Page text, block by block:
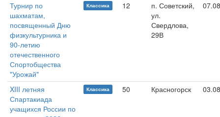
Турнир по
шахматам,
посвященный Дню
физкультурника и
90-летию
отечественного
Спортобщества
"Урожай"
Классика 12
п. Советский,
ул.
Свердлова,
29В
XIII летняя
Спартакиада
учащихся России по
Классика 50 Красногорск